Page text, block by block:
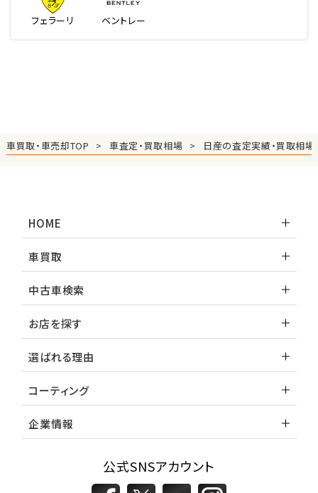
フェラーリ ベントレー
車買取・車売却TOP 車査定・買取相場 日産の査定実績・買取相場
HOME
車買取
中古車検索
お店を探す
選ばれる理由
コーティング
企業情報
公式SNSアカウント